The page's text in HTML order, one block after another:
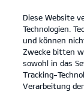
open
menu
Diese Website
Technologien.
und können
Zwecke bitten
sowohl in das
Tracking-
Verarbeitung